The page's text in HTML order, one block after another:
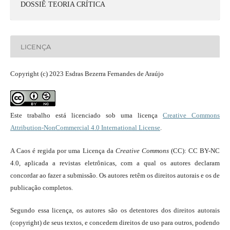
DOSSIÊ TEORIA CRÍTICA
LICENÇA
Copyright (c) 2023 Esdras Bezerra Fernandes de Araújo
Este trabalho está licenciado sob uma licençaCreative Commons
Attribution-NonCommercial 4.0 International License.
A Caos é regida por uma Licença da Creative Commons(CC): CC BY-NC
4.0, aplicada a revistas eletrônicas, com a qual os autores declaram
concordar ao fazer a submissão. Os autores retêm os direitos autorais e os de
publicação completos.
Segundo essa licença, os autores são os detentores dos direitos autorais
(copyright) de seus textos, e concedem direitos de uso para outros, podendo